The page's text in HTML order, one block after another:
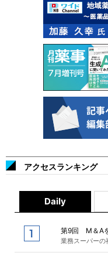
アクセスランキング
Daily
第9回 M＆A
業務スーパーの